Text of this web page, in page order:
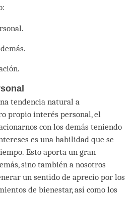
tendencia natural a
propio interés personal, el
con los demás teniendo
es una habilidad que se
Esto aporta un gran
sino también a nosotros
un sentido de aprecio por los
de bienestar, así como los